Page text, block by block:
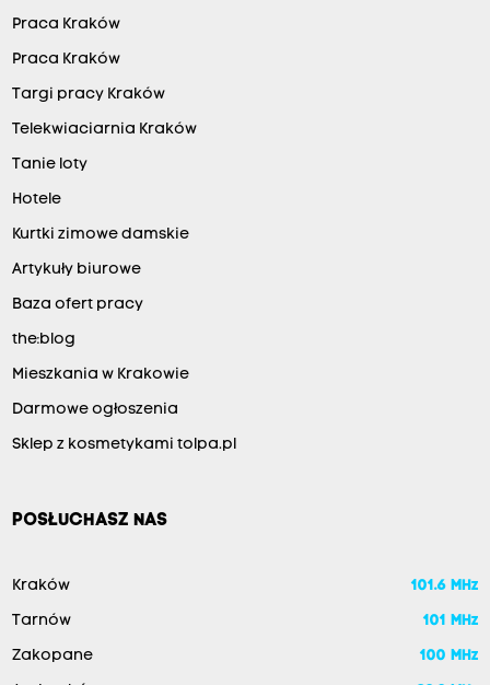
Praca Kraków
Praca Kraków
Targi pracy Kraków
Telekwiaciarnia Kraków
Tanie loty
Hotele
Kurtki zimowe damskie
Artykuły biurowe
Baza ofert pracy
the:blog
Mieszkania w Krakowie
Darmowe ogłoszenia
Sklep z kosmetykami tolpa.pl
POSŁUCHASZ NAS
Kraków 101.6 MHz
Tarnów 101 MHz
Zakopane 100 MHz